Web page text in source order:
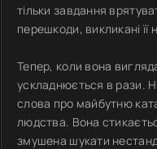
тільки завдання
перешкоди, викликані
Тепер, коли вона
ускладнюється в рази.
слова про майбутню
людства. Вона
змушена шукати